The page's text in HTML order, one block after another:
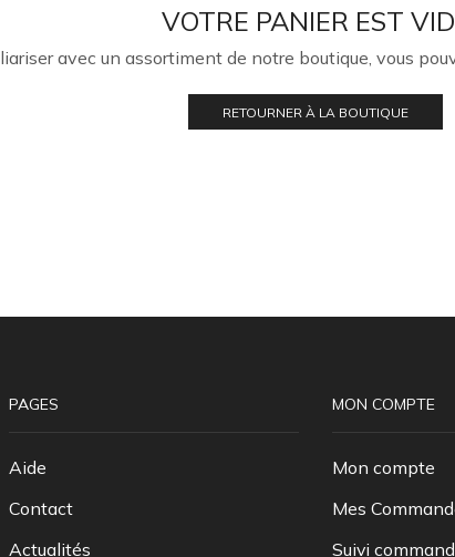
VOTRE PANIER EST
avec un assortiment de notre boutique, vous
RETOURNER À LA BOUTIQUE
PAGES
Aide
Contact
Actualités
MON COMPTE
Mon compte
Mes
Suivi